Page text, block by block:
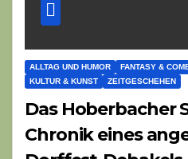
ALLTAG UND HUMOR FANTASY &
KULTUR & KUNST
ZEITGESCHEHEN
Das Hoberbacher
Chronik eines